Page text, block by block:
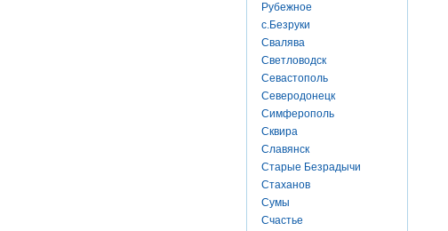
Рубежное
с.Безруки
Свалява
Светловодск
Севастополь
Северодонецк
Симферополь
Сквира
Славянск
Старые Безрадычи
Стаханов
Сумы
Счастье